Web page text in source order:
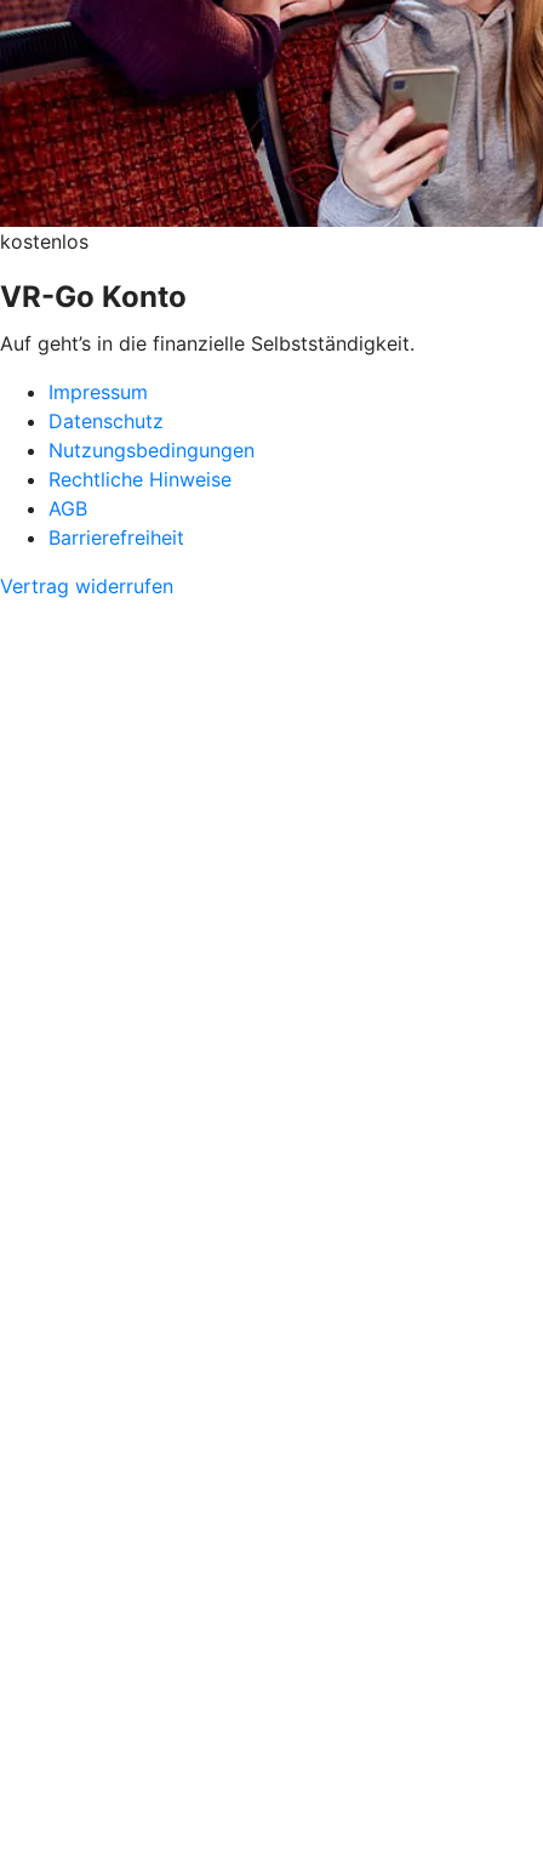
kostenlos
VR-Go Konto
Auf geht’s in die finanzielle Selbstständigkeit.
Impressum
Datenschutz
Nutzungsbedingungen
Rechtliche Hinweise
AGB
Barrierefreiheit
Vertrag widerrufen